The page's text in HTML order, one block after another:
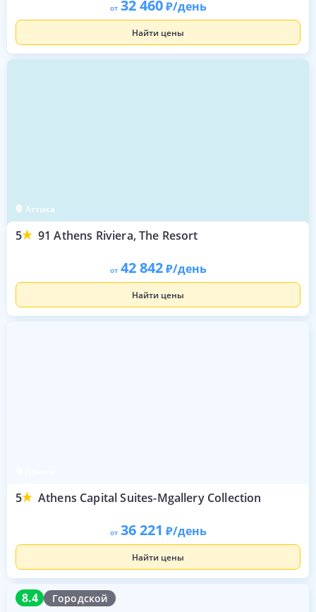
от 32 460 /день
Найти цены
Аттика
5 91 Athens Riviera, The Resort
от 42 842 /день
Найти цены
5 Athens Capital Suites-Mgallery Collection
от 36 221 /день
Найти цены
8.4 Городской
8.4